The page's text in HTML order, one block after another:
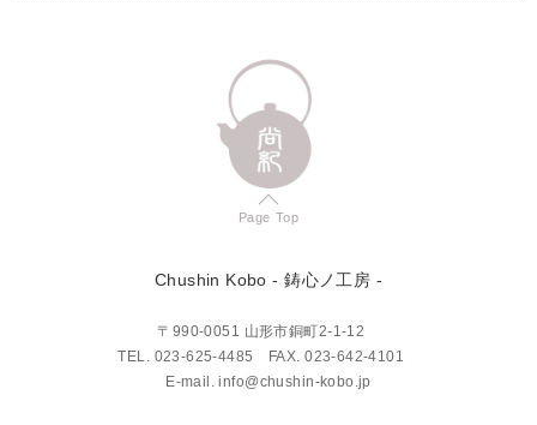
Page Top
Chushin Kobo - 鋳心ノ工房 -
〒990-0051 山形市銅町2-1-12
TEL. 023-625-4485
FAX. 023-642-4101
E-mail.info@chushin-kobo.jp